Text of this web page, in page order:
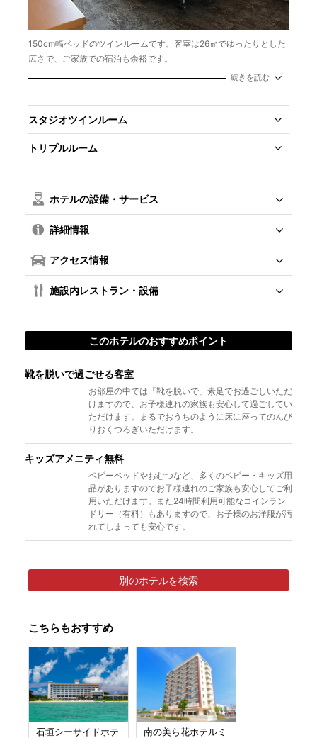
150cm幅ベッドのツインルームです。客室は26㎡でゆったりとした
広さで、ご家族での宿泊も余裕です。
広さ／26㎡
ベッド／150㎝幅
続きを読む
スタジオツインルーム
トリプルルーム
ホテルの設備・サービス
詳細情報
アクセス情報
施設内レストラン・設備
このホテルのおすすめポイント
靴を脱いで過ごせる客室
お部屋の中では「靴を脱いで」素足でお過ごしいただ
けますので、お子様連れの家族も安心して過ごしてい
ただけます。まるでおうちのように床に座ってのんび
りおくつろぎいただけます。
キッズアメニティ無料
ベビーベッドやおむつなど、多くのベビー・キッズ用
品がありますのでお子様連れのご家族も安心してご利
用いただけます。また24時間利用可能なコインラン
ドリー（有料）もありますので、お子様のお洋服が汚
れてしまっても安心です。
別のホテルを検索
こちらもおすすめ
石垣シーサイドホテ
南の美ら花ホテルミ